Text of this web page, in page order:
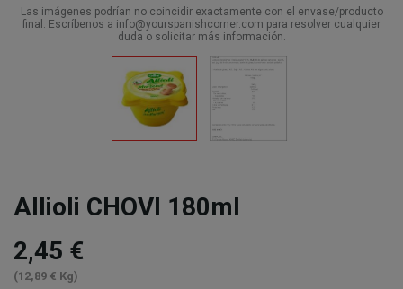
Las imágenes podrían no coincidir exactamente con el envase/producto
final. Escríbenos a info@yourspanishcorner.com para resolver cualquier
duda o solicitar más información.
Allioli CHOVI 180ml
2,45 €
(12,89 € Kg)